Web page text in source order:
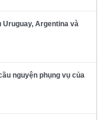
Uruguay, Argentina và
nguyện phụng vụ của